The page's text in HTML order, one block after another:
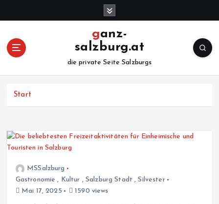
ganz-
salzburg.at
die private Seite Salzburgs
Start
MSSalzburg
Gastronomie , Kultur , Salzburg Stadt ,Silvester
Mai 17, 2025
1590 views